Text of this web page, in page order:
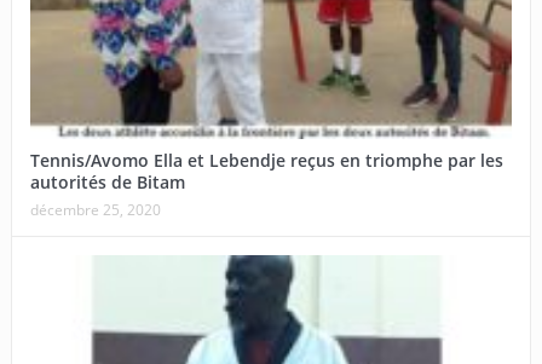
Tennis/Avomo Ella et Lebendje reçus en triomphe par les
autorités de Bitam
décembre 25, 2020